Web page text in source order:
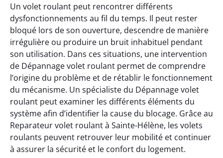
Un volet roulant peut rencontrer différents
dysfonctionnements au fil du temps. Il peut rester
bloqué lors de son ouverture, descendre de manière
irrégulière ou produire un bruit inhabituel pendant
son utilisation. Dans ces situations, une intervention
de Dépannage volet roulant permet de comprendre
l’origine du problème et de rétablir le fonctionnement
du mécanisme. Un spécialiste du Dépannage volet
roulant peut examiner les différents éléments du
système afin d’identifier la cause du blocage. Grâce au
Reparateur volet roulant à Sainte-Hélène, les volets
roulants peuvent retrouver leur mobilité et continuer
à assurer la sécurité et le confort du logement.